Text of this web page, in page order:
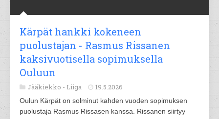
Kärpät hankki kokeneen
puolustajan - Rasmus Rissanen
kaksivuotisella sopimuksella
Ouluun
Jääkiekko - Liiga 19.5.2026
Oulun Kärpät on solminut kahden vuoden sopimuksen
puolustaja Rasmus Rissasen kanssa. Rissanen siirtyy